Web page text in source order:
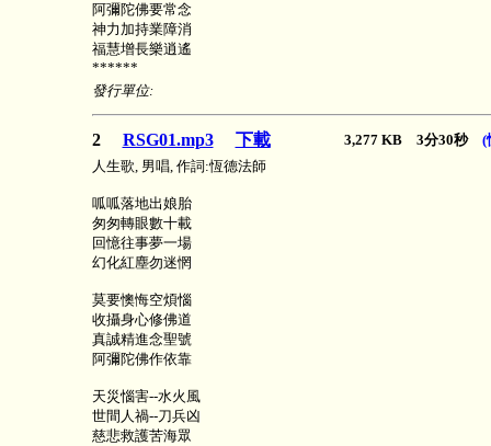
阿彌陀佛要常念
神力加持業障消
福慧增長樂逍遙
******
發行單位:
2 RSG01.mp3 下載 3,277 KB 3分30秒 (
人生歌, 男唱, 作詞:恆德法師
呱呱落地出娘胎
匆匆轉眼數十載
回憶往事夢一場
幻化紅塵勿迷惘
莫要懊悔空煩惱
收攝身心修佛道
真誠精進念聖號
阿彌陀佛作依靠
天災惱害--水火風
世間人禍--刀兵凶
慈悲救護苦海眾